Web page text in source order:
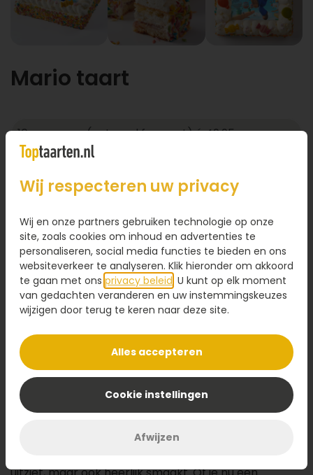
Mario taart
Voeg een kaart toe met jouw persoonlijke tekst
Ontwerp maken
Omschrijving
De ultieme kindertaartvoor alle Mario-fans! Deze
vrolijke taart is gemaakt van luchtige cake, gevuld
taart is feestelijk versierd met gekleurde chocolade
Wij respecteren uw privacy
Wij en onze partners gebruiken technologie op onze
site, zoals cookies om inhoud en advertenties te
personaliseren, social media functies te bieden en ons
websiteverkeer te analyseren. Klik hieronder om akkoord
te gaan met ons privacy beleid . U kunt op elk moment
van gedachten veranderen en uw instemmingskeuzes
wijzigen door terug te keren naar deze site.
Alles accepteren
Cookie instellingen
Afwijzen